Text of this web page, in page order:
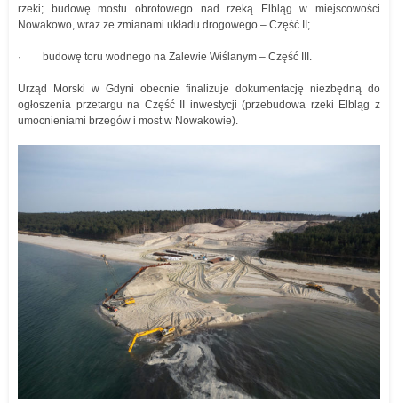
rzeki; budowę mostu obrotowego nad rzeką Elbląg w miejscowości
Nowakowo, wraz ze zmianami układu drogowego – Część II;
· budowę toru wodnego na Zalewie Wiślanym – Część III.
Urząd Morski w Gdyni obecnie finalizuje dokumentację niezbędną do
ogłoszenia przetargu na Część II inwestycji (przebudowa rzeki Elbląg z
umocnieniami brzegów i most w Nowakowie).